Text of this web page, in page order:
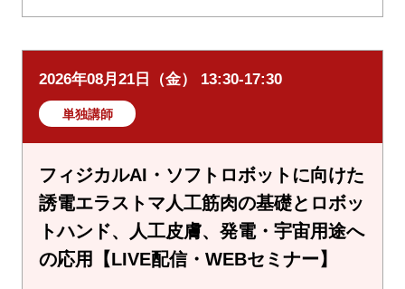
2026年08月21日（金） 13:30-17:30
単独講師
フィジカルAI・ソフトロボットに向けた
誘電エラストマ人工筋肉の基礎とロボッ
トハンド、人工皮膚、発電・宇宙用途へ
の応用【LIVE配信・WEBセミナー】